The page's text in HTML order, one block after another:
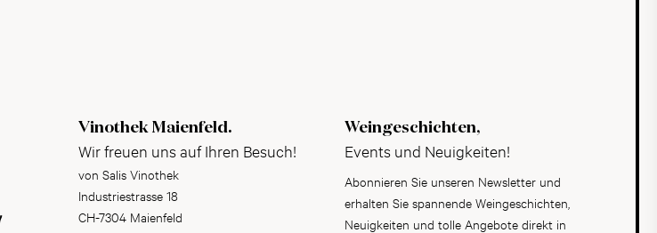
Vinothek Maienfeld.
Wir freuen uns auf Ihren Besuch!
von Salis Vinothek
Industriestrasse 18
CH-7304 Maienfeld
Weingeschichten,
Events und Neuigkeiten!
Abonnieren Sie unseren Newsletter und
erhalten Sie spannende Weingeschichten,
Neuigkeiten und tolle Angebote direkt in